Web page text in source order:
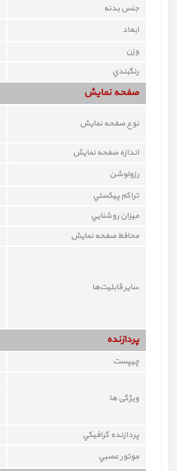
جنس بدنه
ابعاد
وزن
رنگبندي
صفحه نمايش
نوع صفحه نمايش
اندازه صفحه نمايش
رزولوشن
تراکم پيکسلي
ميزان روشنايي
محافظ صفحه نمايش
ساير قابليت‌ها
پردازنده
چيپست
ویژگی ها
پردازنده گرافيکي
موتور عصبي